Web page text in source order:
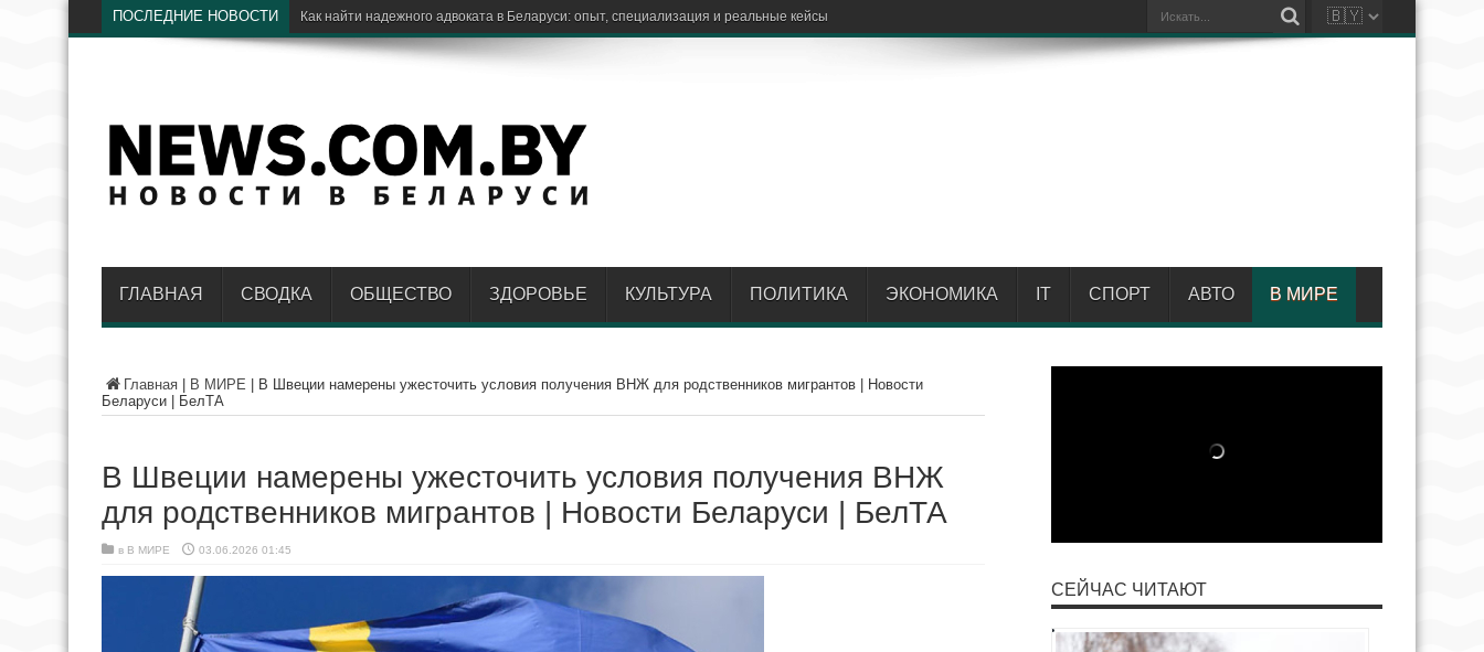
ПОСЛЕДНИЕ НОВОСТИ
ГЛАВНАЯ СВОДКА ОБЩЕСТВО ЗДОРОВЬЕ КУЛЬТУРА ПОЛИТИКА ЭКОНОМИКА IT СПОРТ АВТО В МИРЕ
Главная В МИРЕ
В Швеции намерены ужесточить условия получения ВНЖ для родственников мигрантов | Новости
Беларуси | БелТА
В Швеции намерены ужесточить условия получения ВНЖ
для родственников мигрантов | Новости Беларуси | БелТА
в В МИРЕ 03.06.2026 01:45
СЕЙЧАС ЧИТАЮТ